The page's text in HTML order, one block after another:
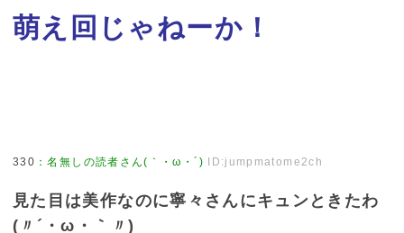
萌え回じゃねーか！
330 ：名無しの読者さん(｀・ω・´) ID:jumpmatome2ch
見た目は美作なのに寧々さんにキュンときたわ
(〃´・ω・｀〃)